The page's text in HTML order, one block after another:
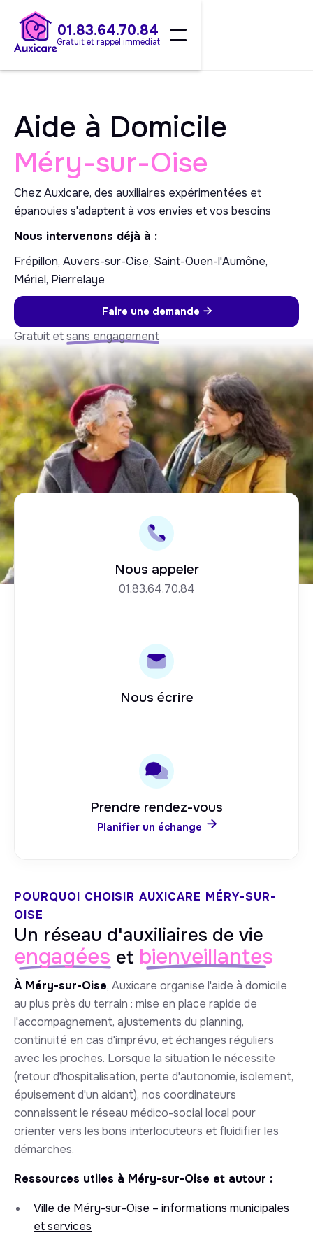
01.83.64.70.84
Gratuit et rappel immédiat
Aide à Domicile
Méry-sur-Oise
Chez Auxicare, des auxiliaires expérimentées et
épanouies s'adaptent à vos envies et vos besoins
Nous intervenons déjà à :
Frépillon, Auvers-sur-Oise, Saint-Ouen-l'Aumône,
Mériel, Pierrelaye
Faire une demande 
Gratuit etsans engagement
Nous appeler
01.83.64.70.84
Nous écrire
Prendre rendez-vous
Planifier un échange 
POURQUOI CHOISIR AUXICARE MÉRY-SUR-
OISE
Un réseau d'auxiliaires de vie
engagées et bienveillantes
À Méry-sur-Oise, Auxicare organise l'aide à domicile
au plus près du terrain : mise en place rapide de
l'accompagnement, ajustements du planning,
continuité en cas d'imprévu, et échanges réguliers
avec les proches. Lorsque la situation le nécessite
(retour d'hospitalisation, perte d'autonomie, isolement,
épuisement d'un aidant), nos coordinateurs
connaissent le réseau médico-social local pour
orienter vers les bons interlocuteurs et fluidifier les
démarches.
Ressources utiles à Méry-sur-Oise et autour :
Ville de Méry-sur-Oise – informations municipales
et services